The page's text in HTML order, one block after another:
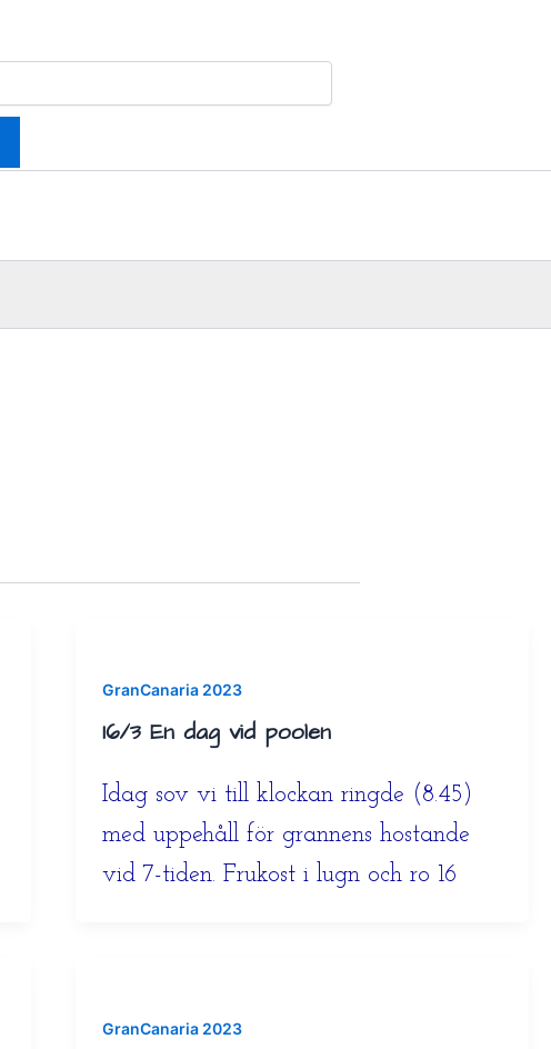
GranCanaria 2023
16/3 En dag vid poolen
Idag sov vi till klockan ringde (8.45)
med uppehåll för grannens hostande
vid 7-tiden. Frukost i lugn och ro 16
GranCanaria 2023